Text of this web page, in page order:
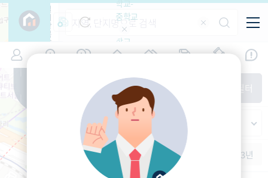
필
항
목
(7)
학교-
중학교
학교-
고등학
면적-
평형
세대
수-100
이상
서울
범례
입주년차
입주예정
면적시세 입주 거래 전출입
인구
주거 경매
매매 전세 단지필터
가격
가격
범례색상기준
1개월 3개월 6개월 1년 3년